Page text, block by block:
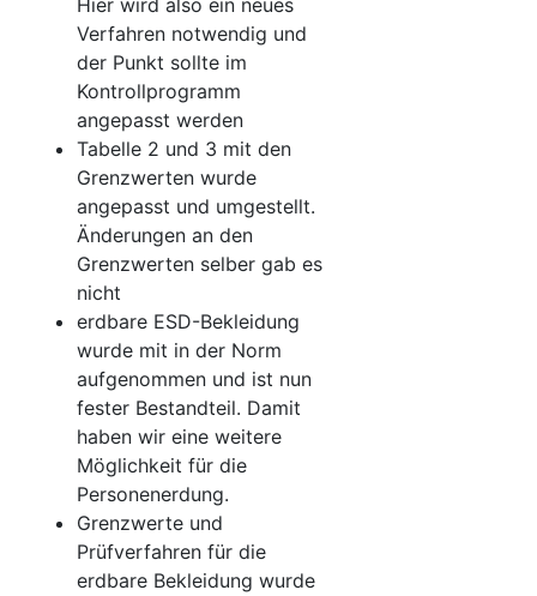
Hier wird also ein neues
Verfahren notwendig und
der Punkt sollte im
Kontrollprogramm
angepasst werden
Tabelle 2 und 3 mit den
Grenzwerten wurde
angepasst und umgestellt.
Änderungen an den
Grenzwerten selber gab es
nicht
erdbare ESD-Bekleidung
wurde mit in der Norm
aufgenommen und ist nun
fester Bestandteil. Damit
haben wir eine weitere
Möglichkeit für die
Personenerdung.
Grenzwerte und
Prüfverfahren für die
erdbare Bekleidung wurde